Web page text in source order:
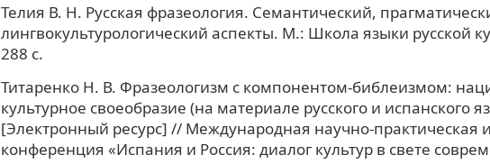
Телия В. Н. Русская фразеология. Семантический,
лингвокультурологический аспекты. М.: Школа языки русской
288 с.
Титаренко Н. В. Фразеологизм с компонентом-библеизмом:
культурное своеобразие (на материале русского и испанского
[Электронный ресурс] // Международная научно-практическая
конференция «Испания и Россия: диалог культур в свете